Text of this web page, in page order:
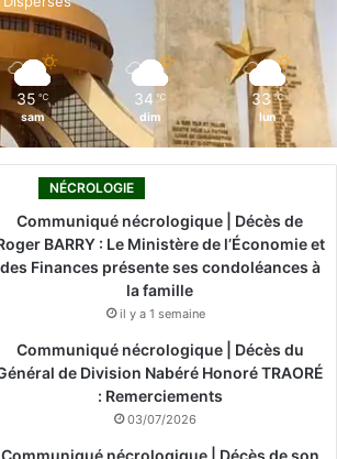
n
35 ℃
sam
34 ℃
dim
33 ℃
lun
NÉCROLOGIE
Communiqué nécrologique | Décès de
BARRY : Le Ministère de l’Économie et
des Finances présente ses condoléances à
la famille
il y a 1 semaine
Communiqué nécrologique | Décès du
de Division Nabéré Honoré TRAORÉ
: Remerciements
03/07/2026
Communiqué nécrologique | Décès de son